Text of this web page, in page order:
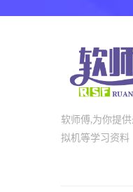
软师傅,为你提
拟机等学习资料